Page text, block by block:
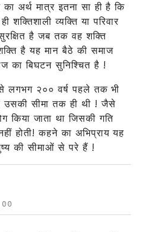
अर्थ मात्र इतना सा ही है कि
व्यक्ति या परिवार
है जब तक वह शक्ति
है यह मान बैठे की समाज
का बिघटन सुनिश्चित है !
२०० वर्ष पहले तक भी
उसकी सीमा तक ही थी ! जैसे
किया जाता था जिसकी गति
होती! कहने का अभिप्राय यह
की सीमाओं से परे हैं !